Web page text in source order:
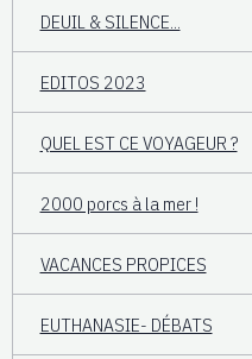
DEUIL & SILENCE...
EDITOS 2023
QUEL EST CE VOYAGEUR ?
2000 porcs à la mer !
VACANCES PROPICES
EUTHANASIE- DÉBATS